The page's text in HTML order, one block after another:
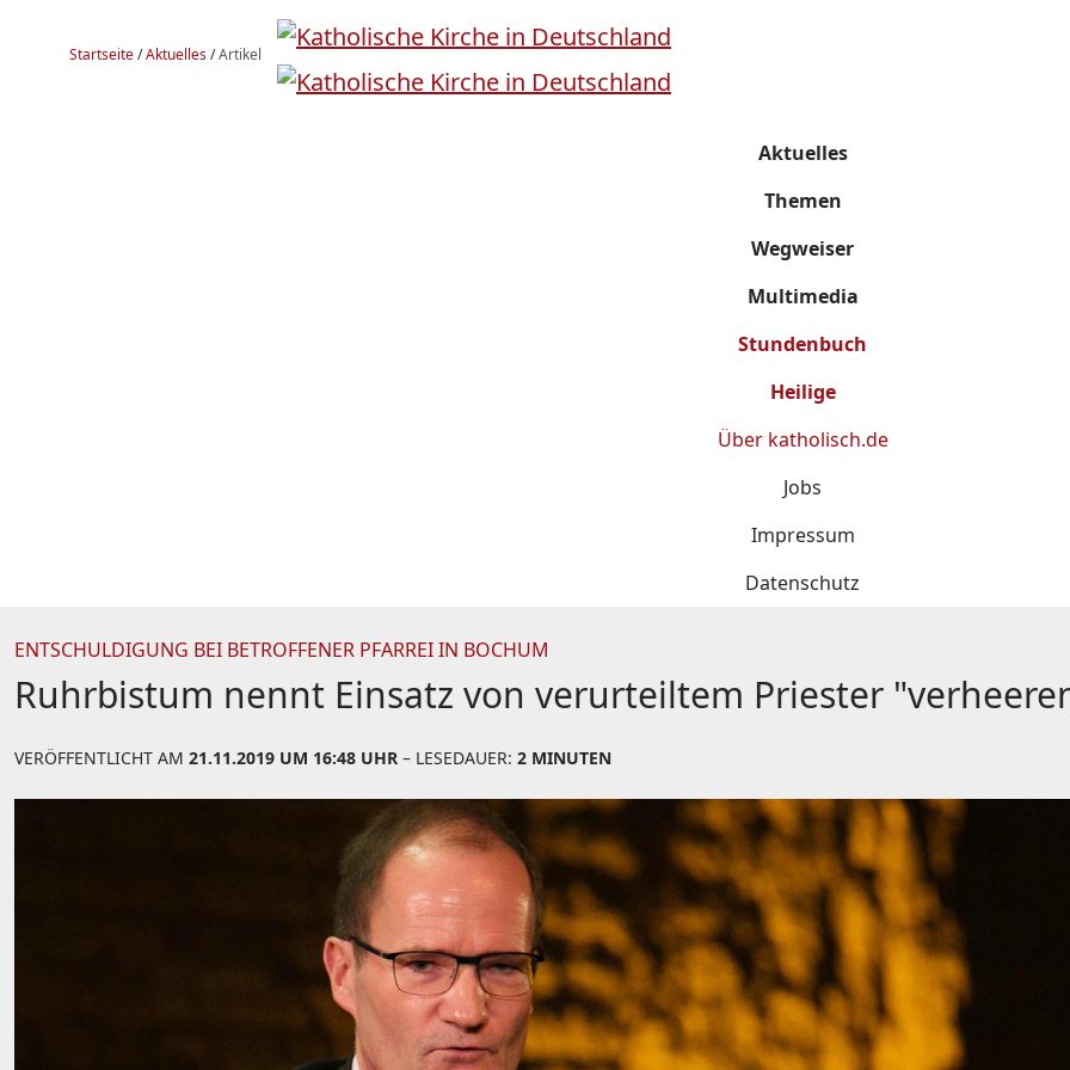
Startseite/Aktuelles/Artikel
Aktuelles
Themen
Wegweiser
Multimedia
Stundenbuch
Heilige
Über katholisch.de
Jobs
Impressum
Datenschutz
ENTSCHULDIGUNG BEI BETROFFENER PFARREI IN BOCHUM
Ruhrbistum nennt Einsatz von verurteiltem Priester
VERÖFFENTLICHT AM 21.11.2019 UM 16:48 UHR – LESEDAUER: 2 MINUTEN